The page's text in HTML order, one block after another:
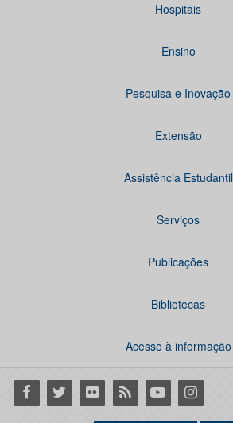
Hospitais
Ensino
Pesquisa e Inovação
Extensão
Assistência Estudantil
Serviços
Publicações
Bibliotecas
Acesso à informação
Facebook
Twitter Flickr RSS YoutubeInstagram